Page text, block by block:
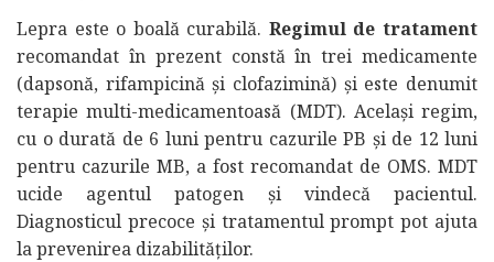
Lepra este o boală curabilă. Regimul de tratament
recomandat în prezent constă în trei medicamente
(dapsonă, rifampicină și clofazimină) și este denumit
terapie multi-medicamentoasă (MDT). Același regim,
cu o durată de 6 luni pentru cazurile PB și de 12 luni
pentru cazurile MB, a fost recomandat de OMS. MDT
ucide agentul patogen și vindecă pacientul.
Diagnosticul precoce și tratamentul prompt pot ajuta
la prevenirea dizabilităților.